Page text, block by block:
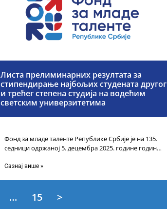
Листа прелиминарних резултата за
стипендирање најбољих студената другог
и трећег степена студија на водећим
светским универзитетима
Фонд за младе таленте Републике Србије је на 135.
седници одржаној 5. децембра 2025. године године
Сазнај више »
… 15 >